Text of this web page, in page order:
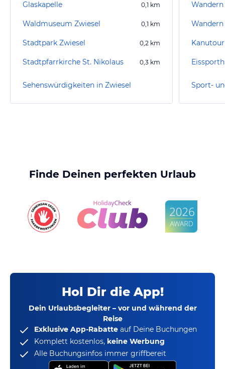
Glaskapelle 0,1 km
Waldmuseum Zwiesel 0,1 km
Stadtpark Zwiesel 0,2 km
Stadtpfarrkirche St. Nikolaus 0,3 km
Sehenswürdigkeiten in Zwiesel Sport-
Finde Deinen perfekten Urlaub
Hol Dir die App!
Dein Urlaubsbegleiter – vor und während der
Reise
Exklusive App-Rabatte auf Deine Buchungen
Komplett kostenlos, keine Werbung
Alle Buchungsinfos immer griffbereit